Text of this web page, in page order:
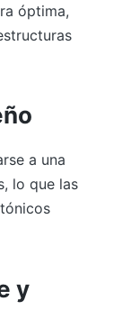
óptima,
a una
lo que las
y